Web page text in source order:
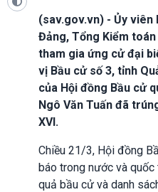
(sav.gov.vn) - Ủy viên
Đảng, Tổng Kiểm
tham gia ứng cử đại
vị Bầu cử số 3, tỉnh
của Hội đồng Bầu cử
Ngô Văn Tuấn đã
XVI.
Chiều 21/3, Hội đồng
báo trong nước và
quả bầu cử và danh